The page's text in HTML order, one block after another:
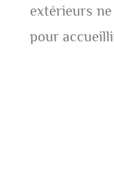
extérieurs
pour